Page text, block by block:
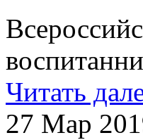
Читать
27 Мар